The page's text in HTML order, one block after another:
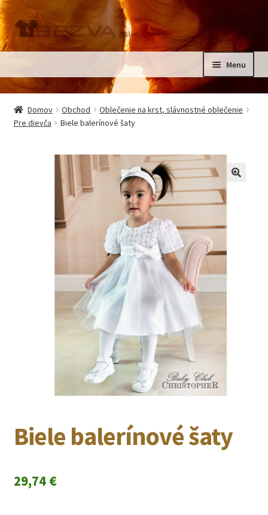
Preskočiť
na
navigáciu
Preskočiť
na
obsah
Menu
Domov
Pre deti
Oblečenie na krst, slávnostné oblečenie
Kontakt
Domov Obchod
Oblečenie na krst, slávnostné oblečenie
Pre dievča
Biele balerínové šaty
Biele balerínové šaty
29,74 €